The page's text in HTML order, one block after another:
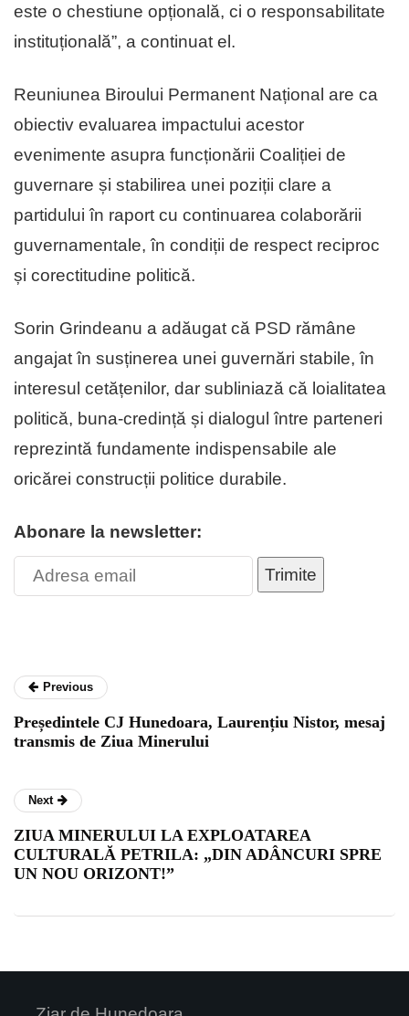
este o chestiune opțională, ci o responsabilitate
instituțională”, a continuat el.
Reuniunea Biroului Permanent Național are ca
obiectiv evaluarea impactului acestor
evenimente asupra funcționării Coaliției de
guvernare și stabilirea unei poziții clare a
partidului în raport cu continuarea colaborării
guvernamentale, în condiții de respect reciproc
și corectitudine politică.
Sorin Grindeanu a adăugat că PSD rămâne
angajat în susținerea unei guvernări stabile, în
interesul cetățenilor, dar subliniază că loialitatea
politică, buna-credință și dialogul între parteneri
reprezintă fundamente indispensabile ale
oricărei construcții politice durabile.
Abonare la newsletter:
Trimite
Previous
Președintele CJ Hunedoara, Laurențiu Nistor, mesaj
transmis de Ziua Minerului
Next
ZIUA MINERULUI LA EXPLOATAREA
CULTURALĂ PETRILA: „DIN ADÂNCURI SPRE
UN NOU ORIZONT!”